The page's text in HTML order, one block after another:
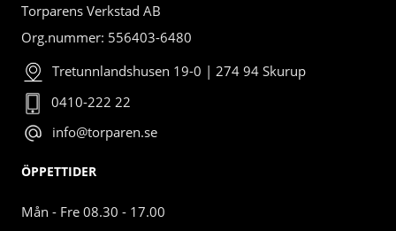
Torparens Verkstad AB
Org.nummer: 556403-6480
Tretunnlandshusen 19-0 | 274 94 Skurup
0410-222 22
info@torparen.se
ÖPPETTIDER
Mån - Fre 08.30 - 17.00